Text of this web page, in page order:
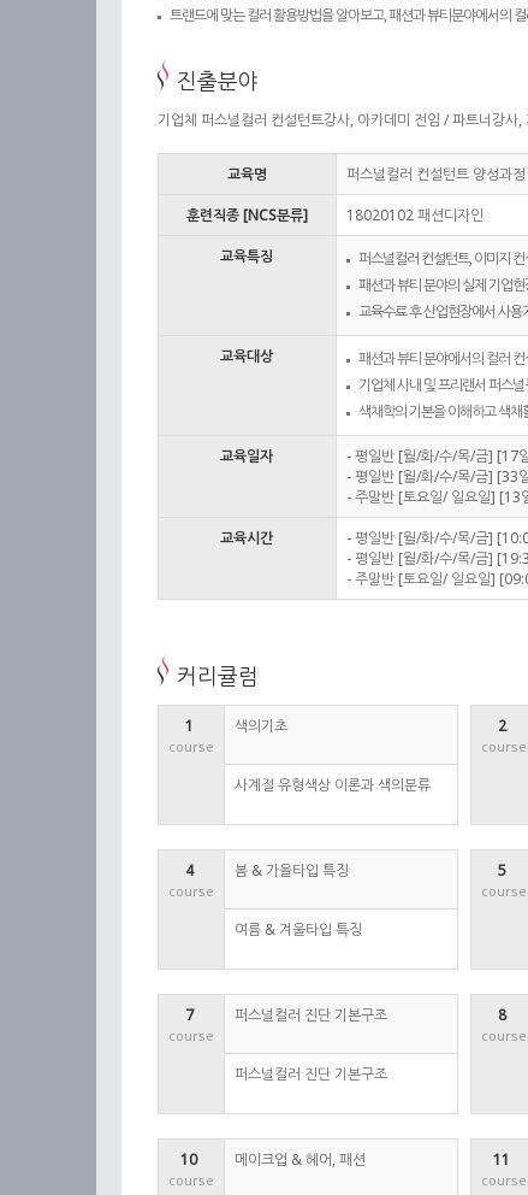
트랜드에 맞는 컬러 활용방법을 알아보고, 패션과 뷰티분야에서의
진출분야
기업체 퍼스널컬러 컨설턴트강사, 아카데미 전임 / 파트너강
교육명
퍼스널컬러 컨설턴트 양성과정
훈련직종 [NCS분류]
18020102 패션디자인
교육특징
퍼스널컬러 컨설턴트, 이미지
패션과 뷰티 분야의 실제 기업
교육수료 후 산업현장에서 사
교육대상
패션과 뷰티 분야에서의 컬러
기업체 사내 및 프리랜서 퍼스
색채학의 기본을 이해하고 색채
교육일자
- 평일반 [월/화/수/목/금] [17
- 평일반 [월/화/수/목/금] [33
- 주말반 [토요일/ 일요일]
교육시간
- 평일반 [월/화/수/목/금]
- 평일반 [월/화/수/목/금]
- 주말반 [토요일/ 일요일]
커리큘럼
1
course
색의기초
사계절 유형색상 이론과 색의분류
2
course
4
course
봄 & 가을타입 특징
여름 & 겨울타입 특징
5
course
7
course
퍼스널컬러 진단 기본구조
퍼스널컬러 진단 기본구조
8
course
10
course
메이크업 & 헤어, 패션 11
course